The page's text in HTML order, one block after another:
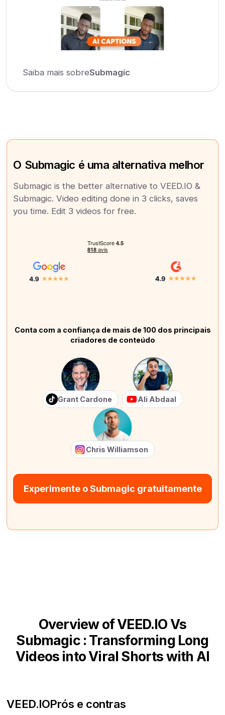
Saiba mais sobreSubmagic
O Submagic é uma alternativa melhor
Submagic is the better alternative to VEED.IO &
Submagic. Video editing done in 3 clicks, saves
you time. Edit 3 videos for free.
Conta com a confiança de mais de 100 dos principais
criadores de conteúdo
Grant Cardone Ali Abdaal
Chris Williamson
Experimente o Submagic gratuitamente
Overview of VEED.IO Vs
Submagic : Transforming Long
Videos into Viral Shorts with AI
VEED.IOPrós e contras